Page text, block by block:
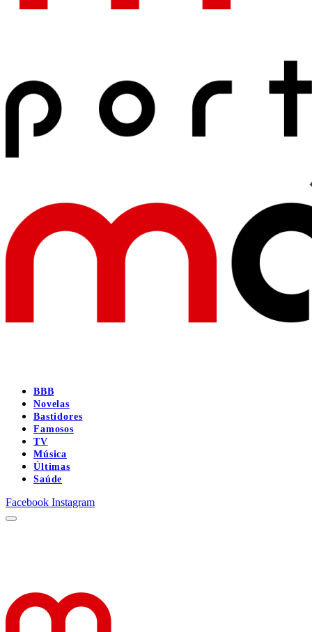
BBB
Novelas
Bastidores
Famosos
TV
Música
Últimas
Saúde
Facebook Instagram